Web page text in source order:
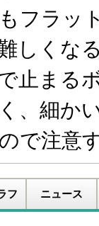
フラッ
しくな
止まる
、細か
で注意す
フ ニュース